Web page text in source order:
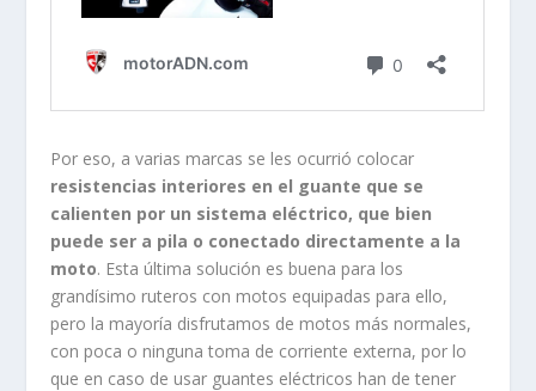
Por eso, a varias marcas se les ocurrió colocar
resistencias interiores en el guante que se
calienten por un sistema eléctrico, que bien
puede ser a pila o conectado directamente a la
moto. Esta última solución es buena para los
grandísimo ruteros con motos equipadas para ello,
pero la mayoría disfrutamos de motos más normales,
con poca o ninguna toma de corriente externa, por lo
que en caso de usar guantes eléctricos han de tener